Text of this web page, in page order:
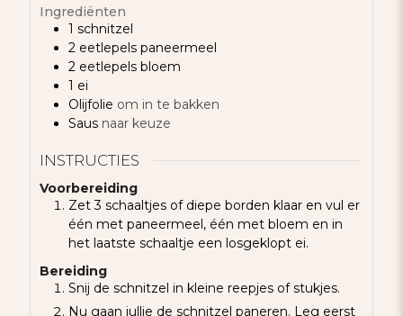
Ingrediënten
1 schnitzel
2 eetlepels paneermeel
2 eetlepels bloem
1 ei
Olijfolie om in te bakken
Saus naar keuze
INSTRUCTIES
Voorbereiding
Zet 3 schaaltjes of diepe borden klaar en vul er
één met paneermeel, één met bloem en in
het laatste schaaltje een losgeklopt ei.
Bereiding
Snij de schnitzel in kleine reepjes of stukjes.
Nu gaan jullie de schnitzel paneren. Leg eerst